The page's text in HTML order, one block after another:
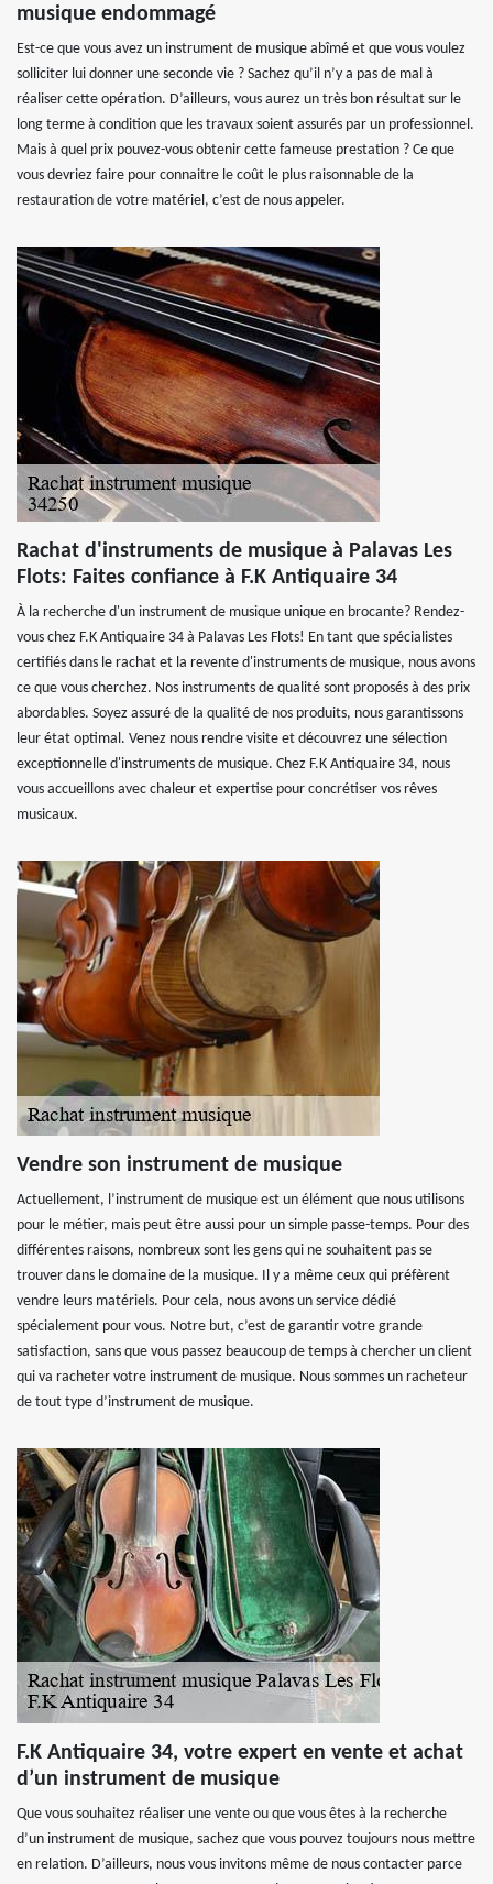
musique endommagé
Est-ce que vous avez un instrument de musique abîmé et que vous voulez
solliciter lui donner une seconde vie ? Sachez qu’il n’y a pas de mal à
réaliser cette opération. D’ailleurs, vous aurez un très bon résultat sur le
long terme à condition que les travaux soient assurés par un professionnel.
Mais à quel prix pouvez-vous obtenir cette fameuse prestation ? Ce que
vous devriez faire pour connaitre le coût le plus raisonnable de la
restauration de votre matériel, c’est de nous appeler.
Rachat d'instruments de musique à Palavas Les
Flots: Faites confiance à F.K Antiquaire 34
À la recherche d'un instrument de musique unique en brocante? Rendez-
vous chez F.K Antiquaire 34 à Palavas Les Flots! En tant que spécialistes
certifiés dans le rachat et la revente d'instruments de musique, nous avons
ce que vous cherchez. Nos instruments de qualité sont proposés à des prix
abordables. Soyez assuré de la qualité de nos produits, nous garantissons
leur état optimal. Venez nous rendre visite et découvrez une sélection
exceptionnelle d'instruments de musique. Chez F.K Antiquaire 34, nous
vous accueillons avec chaleur et expertise pour concrétiser vos rêves
musicaux.
Vendre son instrument de musique
Actuellement, l’instrument de musique est un élément que nous utilisons
pour le métier, mais peut être aussi pour un simple passe-temps. Pour des
différentes raisons, nombreux sont les gens qui ne souhaitent pas se
trouver dans le domaine de la musique. Il y a même ceux qui préfèrent
vendre leurs matériels. Pour cela, nous avons un service dédié
spécialement pour vous. Notre but, c’est de garantir votre grande
satisfaction, sans que vous passez beaucoup de temps à chercher un client
qui va racheter votre instrument de musique. Nous sommes un racheteur
de tout type d’instrument de musique.
F.K Antiquaire 34, votre expert en vente et achat
d’un instrument de musique
Que vous souhaitez réaliser une vente ou que vous êtes à la recherche
d’un instrument de musique, sachez que vous pouvez toujours nous mettre
en relation. D’ailleurs, nous vous invitons même de nous contacter parce